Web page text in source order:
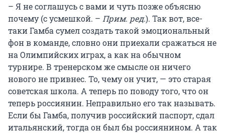
– Я не соглашусь с вами и чуть позже объясню
почему (с усмешкой. – Прим. ред.). Так вот, все-
таки Гамба сумел создать такой эмоциональный
фон в команде, словно они приехали сражаться не
на Олимпийских играх, а как на обычном
турнире. В тренерском же смысле он ничего
нового не привнес. То, чему он учит, — это старая
советская школа. А теперь по поводу того, что он
теперь россиянин. Неправильно его так называть.
Если бы Гамба, получив российский паспорт, сдал
итальянский, тогда он был бы россиянином. А так